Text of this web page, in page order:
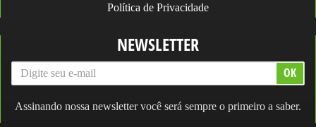
Política de Privacidade
NEWSLETTER
Assinando nossa newsletter você será sempre o primeiro a saber.